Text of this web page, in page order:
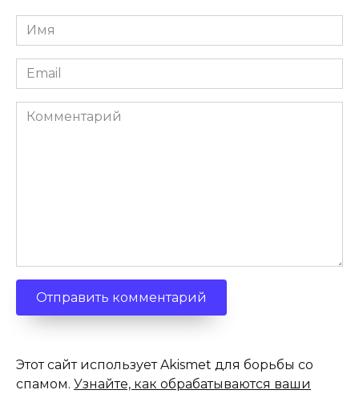
Имя
*
Email
*
Комментарий
Этот сайт использует Akismet для борьбы со
спамом. Узнайте, как обрабатываются ваши